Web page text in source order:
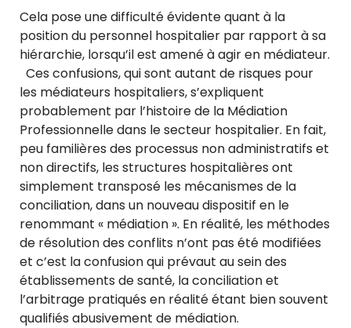
Cela pose une difficulté évidente quant à la
position du personnel hospitalier par rapport à sa
hiérarchie, lorsqu’il est amené à agir en médiateur.
Ces confusions, qui sont autant de risques pour
les médiateurs hospitaliers, s’expliquent
probablement par l’histoire de la Médiation
Professionnelle dans le secteur hospitalier. En fait,
peu familières des processus non administratifs et
non directifs, les structures hospitalières ont
simplement transposé les mécanismes de la
conciliation, dans un nouveau dispositif en le
renommant « médiation ». En réalité, les méthodes
de résolution des conflits n’ont pas été modifiées
et c’est la confusion qui prévaut au sein des
établissements de santé, la conciliation et
l’arbitrage pratiqués en réalité étant bien souvent
qualifiés abusivement de médiation.